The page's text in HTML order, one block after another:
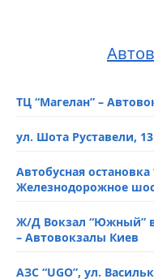
“ПриватБанк” –
Автовокзалы Ровно
Автобусная
Автобусная
Остановка “Луцкое
ТЦ “Магелан” –
ул. Шота Руставели,
Автобусная
Железнодорожное
Ж/Д Вокзал “Южный”
– Автовокзалы Киев
АЗС “UGO”, ул.